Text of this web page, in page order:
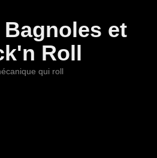
Bagnoles et
Roll
qui roll